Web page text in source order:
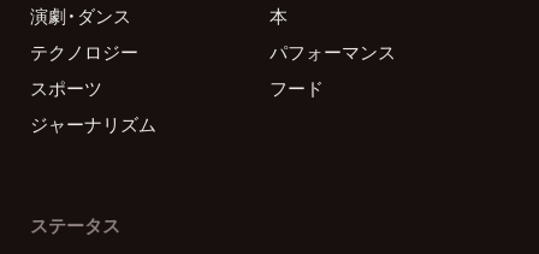
演劇・ダンス
本
テクノロジー
パフォーマンス
スポーツ
フード
ジャーナリズム
ステータス